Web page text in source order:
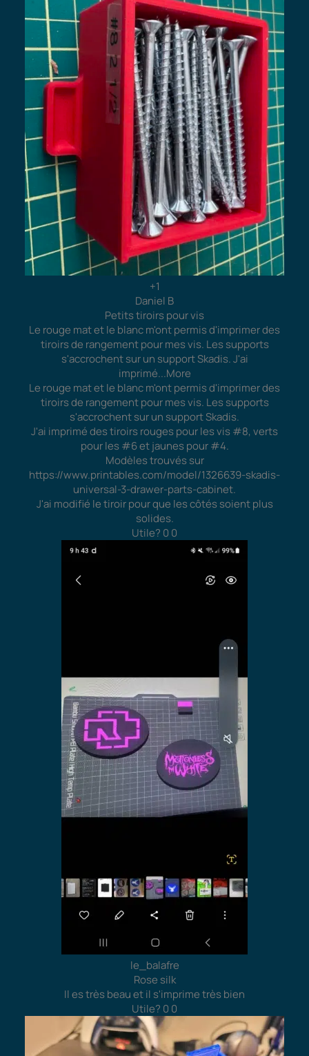
+1
Daniel B
Petits tiroirs pour vis
Le rouge mat et le blanc m'ont permis d'imprimer des
tiroirs de rangement pour mes vis. Les supports
s'accrochent sur un support Skadis. J'ai
imprimé...More
Le rouge mat et le blanc m'ont permis d'imprimer des
tiroirs de rangement pour mes vis. Les supports
s'accrochent sur un support Skadis.
J'ai imprimé des tiroirs rouges pour les vis #8, verts
pour les #6 et jaunes pour #4.
Modèles trouvés sur
https://www.printables.com/model/1326639-skadis-
universal-3-drawer-parts-cabinet.
J'ai modifié le tiroir pour que les côtés soient plus
solides.
Utile? 0 0
le_balafre
Rose silk
Il es très beau et il s'imprime très bien
Utile? 0 0